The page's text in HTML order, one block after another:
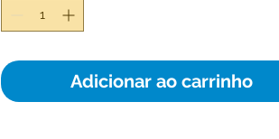
Adicionar ao carrinho